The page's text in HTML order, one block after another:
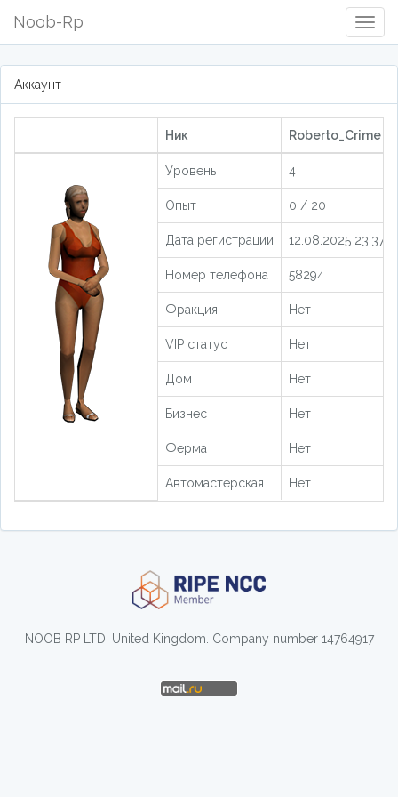
Noob-Rp
Аккаунт
Ник Roberto_Crime
Уровень 4
Опыт 0 / 20
Дата регистрации 12.08.2025
Номер телефона 58294
Фракция Нет
VIP статус Нет
Дом Нет
Бизнес Нет
Ферма Нет
Автомастерская Нет
NOOB RP LTD, United Kingdom. Company number 14764917